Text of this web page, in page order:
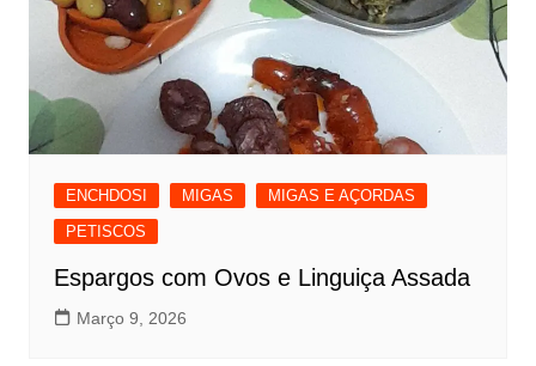
ENCHDOSI MIGAS
MIGAS E AÇORDAS
PETISCOS
Espargos com Ovos e Linguiça Assada
Março 9, 2026